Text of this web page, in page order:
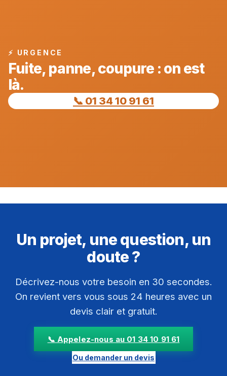
⚡ URGENCE
Fuite, panne, coupure : on est
là.
📞 01 34 10 91 61
Un projet, une question, un
doute ?
Décrivez-nous votre besoin en 30 secondes.
On revient vers vous sous 24 heures avec un
devis clair et gratuit.
📞 Appelez-nous au 01 34 10 91 61
Ou demander un devis